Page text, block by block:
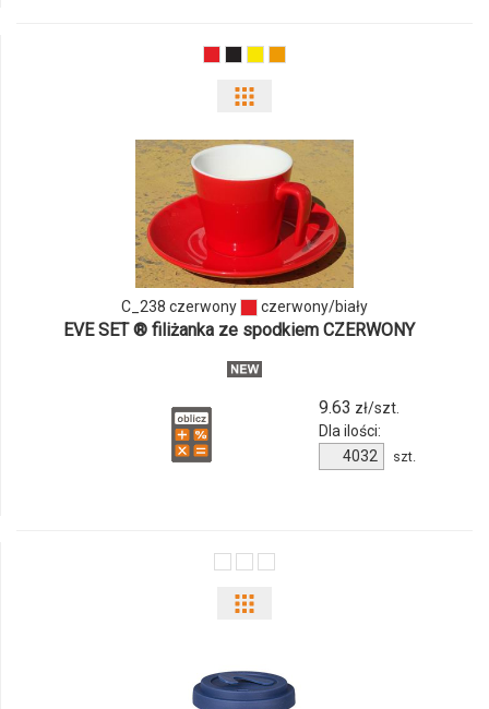
odmiany
i
ilości
produktu
C_238
C_238 czerwony czerwony/biały
EVE SET ® filiżanka ze spodkiem CZERWONY
9.63 zł/szt.
Dla ilości:
Ilość
produktu
szt.
i